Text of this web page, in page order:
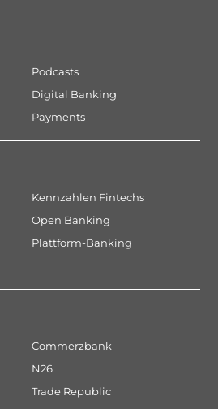
Podcasts
Digital Banking
Payments
Kennzahlen Fintechs
Open Banking
Plattform-Banking
Commerzbank
N26
Trade Republic